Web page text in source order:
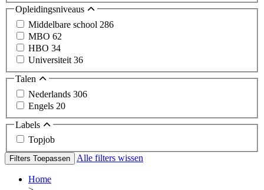
Opleidingsniveaus
Middelbare school 286
MBO 62
HBO 34
Universiteit 36
Talen
Nederlands 306
Engels 20
Labels
Topjob
Filters Toepassen Alle filters wissen
Home